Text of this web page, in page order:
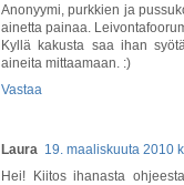
Anonyymi, purkkien ja
ainetta painaa.
Kyllä kakusta saa ihan
aineita mittaamaan. :)
Vastaa
Laura
19. maaliskuuta 2010
Hei! Kiitos ihanasta